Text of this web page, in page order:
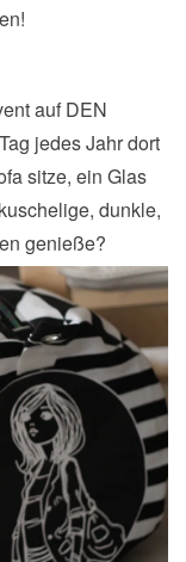
auf DEN
jedes Jahr dort
sitze, ein Glas
dunkle,
genieße?